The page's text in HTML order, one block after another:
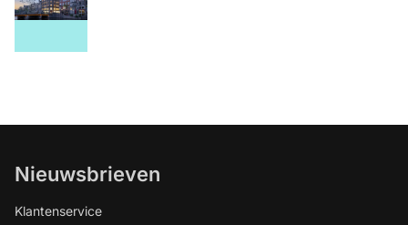
Nieuwsbrieven
Klantenservice